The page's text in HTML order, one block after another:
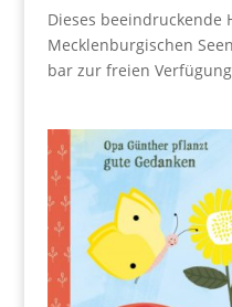
Dieses beeindruckende
Mecklenburgischen
bar zur freien